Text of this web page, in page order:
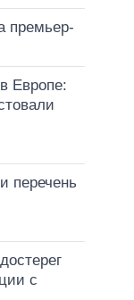
премьер-
Европе:
перечень
с